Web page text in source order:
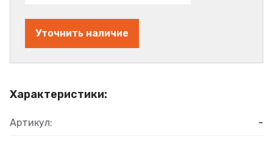
Характеристики:
Артикул: -
Уточнить наличие